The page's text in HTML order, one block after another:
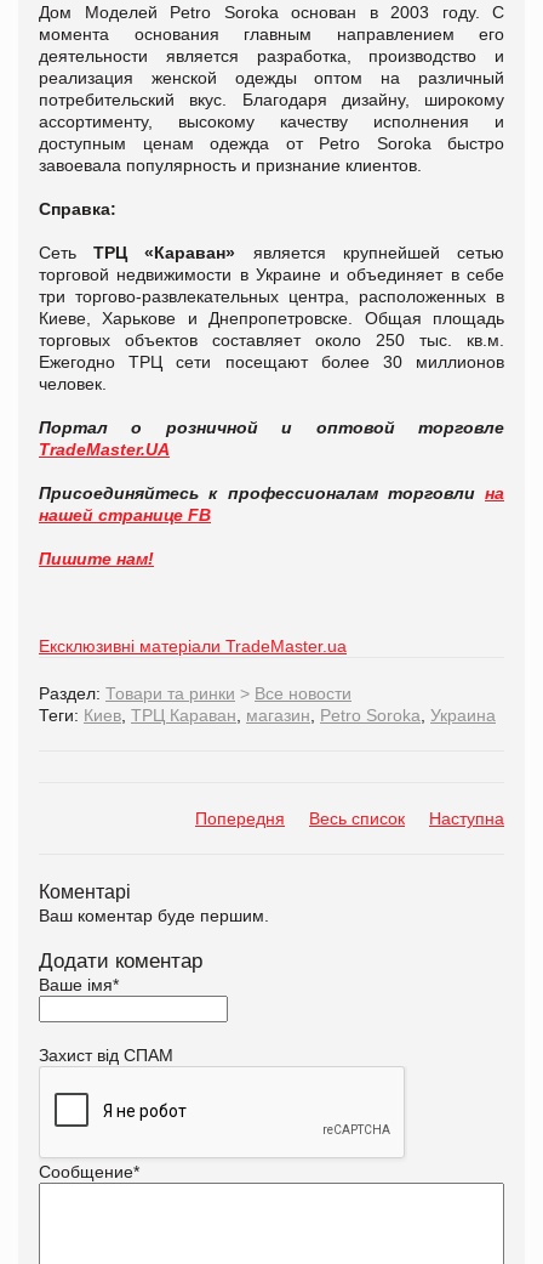
Дом Моделей Petro Soroka основан в 2003 году. С
момента основания главным направлением его
деятельности является разработка, производство и
реализация женской одежды оптом на различный
потребительский вкус. Благодаря дизайну, широкому
ассортименту, высокому качеству исполнения и
доступным ценам одежда от Petro Soroka быстро
завоевала популярность и признание клиентов.
Справка:
СетьТРЦ «Караван» является крупнейшей сетью
торговой недвижимости в Украине и объединяет в себе
три торгово-развлекательных центра, расположенных в
Киеве, Харькове и Днепропетровске. Общая площадь
торговых объектов составляет около 250 тыс. кв.м.
Ежегодно ТРЦ сети посещают более 30 миллионов
человек.
Портал о розничной и оптовой торговле
TradeMaster.UA
Присоединяйтесь к профессионалам торговли на
нашей странице FB
Пишите нам!
Ексклюзивні матеріали TradeMaster.ua
Раздел: Товари та ринки > Все новости
Теги: Киев ТРЦ Караван магазин Petro Soroka Украина
Попередня Весь список Наступна
Коментарі
Ваш коментар буде першим.
Додати коментар
Ваше імя*
Захист від СПАМ
Сообщение*